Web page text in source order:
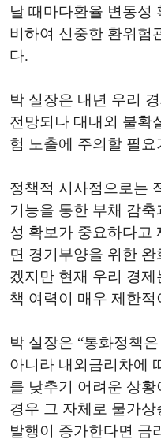
날 때마다환율 변동성
비하여 신중한 환위험
다.
박 실장은 내년 우리
전망되나 대내외 불확
험 노출에 주의할 필
정책적 시사점으로는
기능을 통한 부채 감
성 확보가 중요하다고
면 경기부양을 위한
겠지만 현재 우리 경
책 여력이 매우 제한
박 실장은 “통화정책
아니라 내외금리차에
를 낮추기 어려운 상
경우 그 자체로 물가
발행이 증가한다면 금